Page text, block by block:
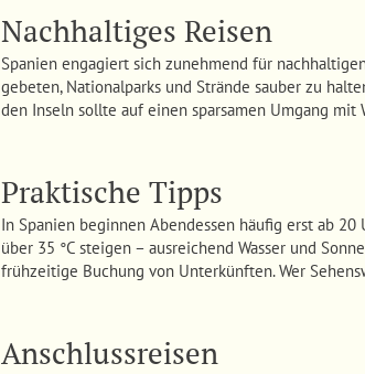
Nachhaltiges Reisen
Spanien engagiert sich zunehmend für
gebeten, Nationalparks und Strände sauber zu
den Inseln sollte auf einen sparsamen Umgang mit
Praktische Tipps
In Spanien beginnen Abendessen häufig erst ab
über 35 °C steigen – ausreichend Wasser und
frühzeitige Buchung von Unterkünften. Wer
Anschlussreisen